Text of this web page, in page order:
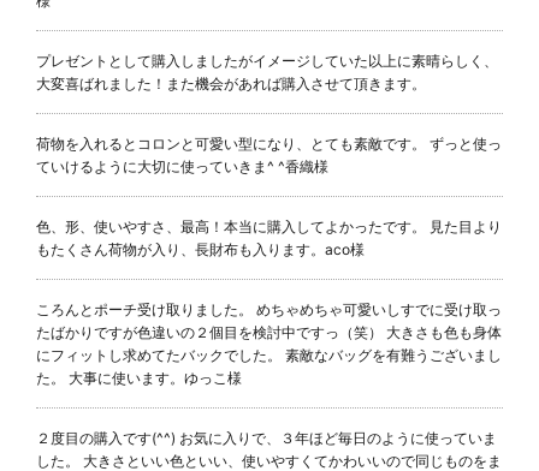
プレゼントとして購入しましたがイメージしていた以上に素晴らしく、
大変喜ばれました！また機会があれば購入させて頂きます。
荷物を入れるとコロンと可愛い型になり、とても素敵です。 ずっと使っ
ていけるように大切に使っていきま^ ^香織様
色、形、使いやすさ、最高！本当に購入してよかったです。 見た目より
もたくさん荷物が入り、長財布も入ります。 aco様
ころんとポーチ受け取りました。 めちゃめちゃ可愛いしすでに受け取っ
たばかりですが色違いの２個目を検討中ですっ（笑） 大きさも色も身体
にフィットし求めてたバックでした。 素敵なバッグを有難うございまし
た。 大事に使います。 ゆっこ様
２度目の購入です(^^) お気に入りで、３年ほど毎日のように使っていま
した。 大きさといい色といい、使いやすくてかわいいので同じものをま